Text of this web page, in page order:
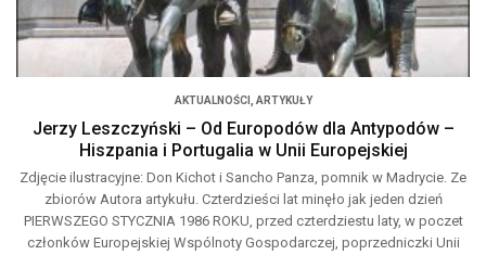
AKTUALNOŚCI , ARTYKUŁY
Jerzy Leszczyński – Od Europodów dla Antypodów –
Hiszpania i Portugalia w Unii Europejskiej
Zdjęcie ilustracyjne: Don Kichot i Sancho Panza, pomnik w Madrycie. Ze
zbiorów Autora artykułu. Czterdzieści lat minęło jak jeden dzień
PIERWSZEGO STYCZNIA 1986 ROKU, przed czterdziestu laty, w poczet
członków Europejskiej Wspólnoty Gospodarczej, poprzedniczki Unii